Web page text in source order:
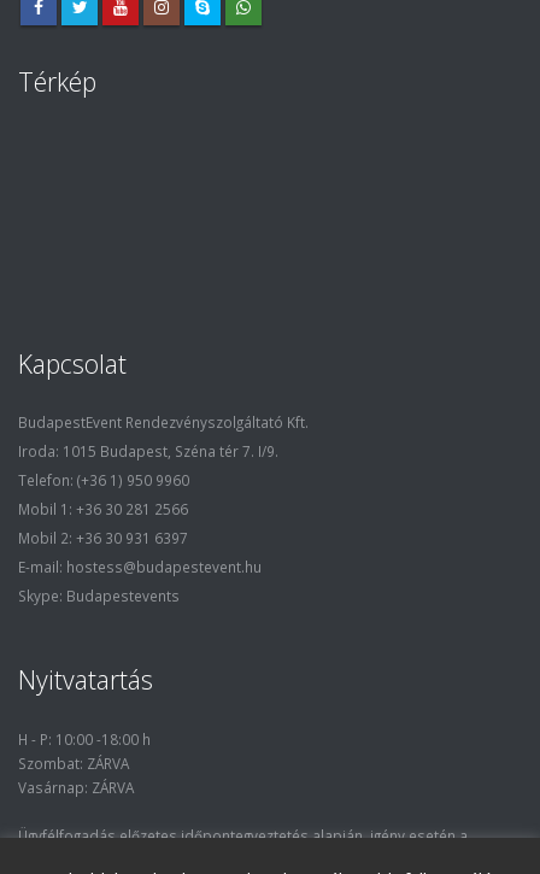
Térkép
Kapcsolat
BudapestEvent Rendezvényszolgáltató Kft.
Iroda: 1015 Budapest, Széna tér 7. I/9.
Telefon: (+36 1) 950 9960
Mobil 1: +36 30 281 2566
Mobil 2: +36 30 931 6397
E-mail: hostess@budapestevent.hu
Skype: Budapestevents
Nyitvatartás
H - P: 10:00 -18:00 h
Szombat: ZÁRVA
Vasárnap: ZÁRVA
Ügyfélfogadás előzetes időpontegyeztetés alapján, igény esetén a